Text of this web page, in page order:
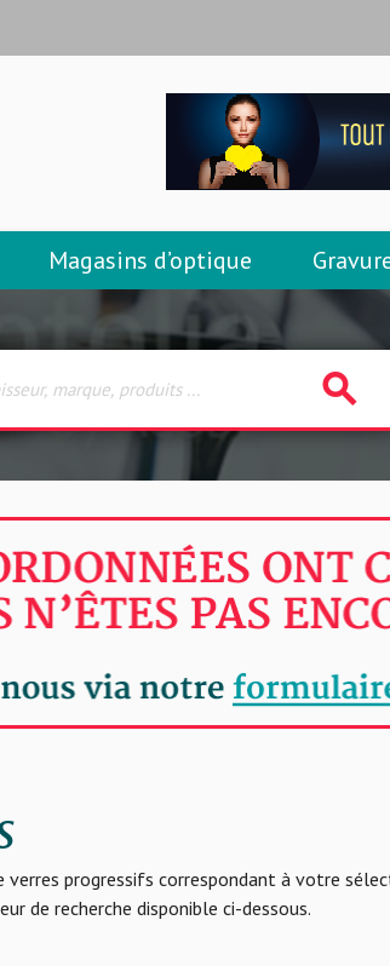
Magasins d’optique
search
progressifs correspondant à votre
de recherche disponible ci-dessous.